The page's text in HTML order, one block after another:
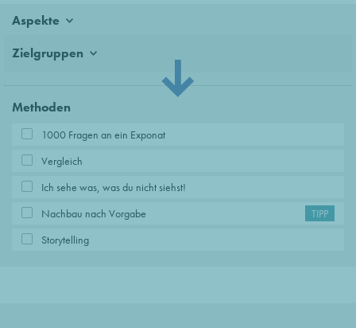
Aspekte
Zielgruppen
Methoden
1000 Fragen an ein Exponat
Vergleich
Ich sehe was, was du nicht siehst!
Nachbau nach Vorgabe
TIPP
Storytelling